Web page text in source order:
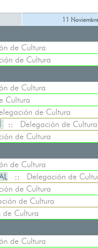
11
de Cultura
de Cultura
de Cultura
Cultura
de Cultura
:: Delegación de Cultura
de Cultura
de Cultura
:: Delegación de
de Cultura
de Cultura
de Cultura
de Cultura